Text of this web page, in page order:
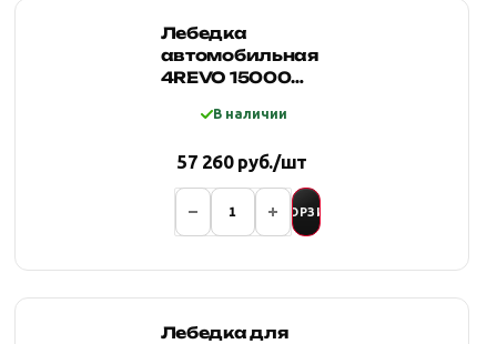
Лебедка
автомобильная
4REVO 15000
стальным
В наличии
57 260 руб./шт
В КОРЗИНУ
Лебедка для